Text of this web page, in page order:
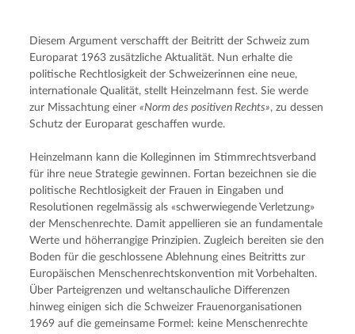
Diesem Argument verschafft der Beitritt der Schweiz zum
Europarat 1963 zusätzliche Aktualität. Nun erhalte die
politische Rechtlosigkeit der Schweizerinnen eine neue,
internationale Qualität, stellt Heinzelmann fest. Sie werde
zur Missachtung einer «Norm des positiven Rechts», zu dessen
Schutz der Europarat geschaffen wurde.
Heinzelmann kann die Kolleginnen im Stimmrechtsverband
für ihre neue Strategie gewinnen. Fortan bezeichnen sie die
politische Rechtlosigkeit der Frauen in Eingaben und
Resolutionen regelmässig als «schwerwiegende Verletzung»
der Menschenrechte. Damit appellieren sie an fundamentale
Werte und höherrangige Prinzipien. Zugleich bereiten sie den
Boden für die geschlossene Ablehnung eines Beitritts zur
Europäischen Menschenrechtskonvention mit Vorbehalten.
Über Parteigrenzen und weltanschauliche Differenzen
hinweg einigen sich die Schweizer Frauenorganisationen
1969 auf die gemeinsame Formel: keine Menschenrechte